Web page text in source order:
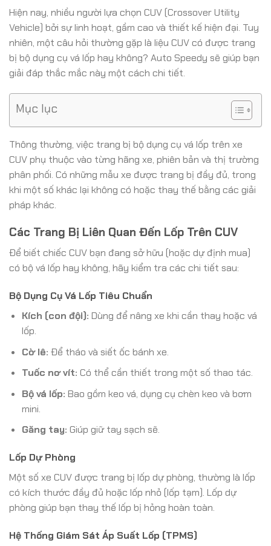
Hiện nay, nhiều người lựa chọn CUV (Crossover Utility
Vehicle) bởi sự linh hoạt, gầm cao và thiết kế hiện đại. Tuy
nhiên, một câu hỏi thường gặp là liệu CUV có được trang
bị bộ dụng cụ vá lốp hay không? Auto Speedy sẽ giúp bạn
giải đáp thắc mắc này một cách chi tiết.
Mục lục
Thông thường, việc trang bị bộ dụng cụ vá lốp trên xe
CUV phụ thuộc vào từng hãng xe, phiên bản và thị trường
phân phối. Có những mẫu xe được trang bị đầy đủ, trong
khi một số khác lại không có hoặc thay thế bằng các giải
pháp khác.
Các Trang Bị Liên Quan Đến Lốp Trên CUV
Để biết chiếc CUV bạn đang sở hữu (hoặc dự định mua)
có bộ vá lốp hay không, hãy kiểm tra các chi tiết sau:
Bộ Dụng Cụ Vá Lốp Tiêu Chuẩn
Kích (con đội): Dùng để nâng xe khi cần thay hoặc vá
lốp.
Cờ lê: Để tháo và siết ốc bánh xe.
Tuốc nơ vít: Có thể cần thiết trong một số thao tác.
Bộ vá lốp: Bao gồm keo vá, dụng cụ chèn keo và bơm
mini.
Găng tay: Giúp giữ tay sạch sẽ.
Lốp Dự Phòng
Một số xe CUV được trang bị lốp dự phòng, thường là lốp
có kích thước đầy đủ hoặc lốp nhỏ (lốp tạm). Lốp dự
phòng giúp bạn thay thế lốp bị hỏng hoàn toàn.
Hệ Thống Giám Sát Áp Suất Lốp (TPMS)